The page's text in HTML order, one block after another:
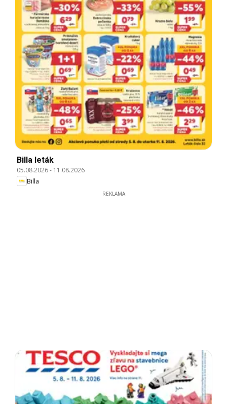
Billa leták
05.08.2026- 11.08.2026
Billa
REKLAMA